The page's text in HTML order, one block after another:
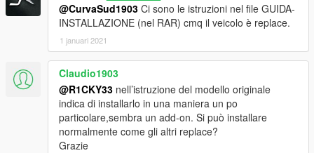
@CurvaSud1903 Ci sono le istruzioni nel file GUIDA-
INSTALLAZIONE (nel RAR) cmq il veicolo è replace.
1 januari 2021
Claudio1903
@R1CKY33 nell’istruzione del modello originale
indica di installarlo in una maniera un po
particolare,sembra un add-on. Si può installare
normalmente come gli altri replace?
Grazie